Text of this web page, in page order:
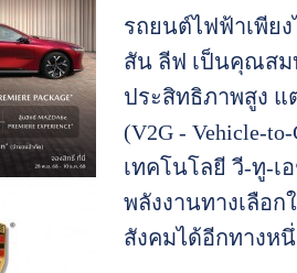
รถยนต์ไฟฟ้าเพีย
สัน ลีฟ เป็นคุณสม
ประสิทธิภาพสูง แ
(V2G - Vehicle-
เทคโนโลยี วี-ทู-เ
พลังงานทางเลือ
สังคมได้อีกทางห